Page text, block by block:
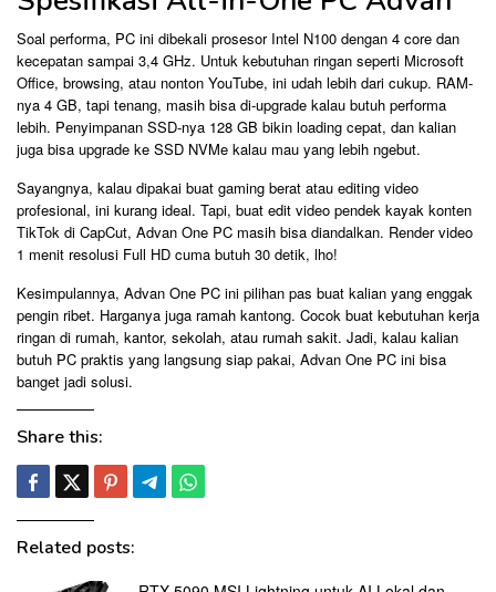
Soal performa, PC ini dibekali prosesor Intel N100 dengan 4 core dan
kecepatan sampai 3,4 GHz. Untuk kebutuhan ringan seperti Microsoft
Office, browsing, atau nonton YouTube, ini udah lebih dari cukup. RAM-
nya 4 GB, tapi tenang, masih bisa di-upgrade kalau butuh performa
lebih. Penyimpanan SSD-nya 128 GB bikin loading cepat, dan kalian
juga bisa upgrade ke SSD NVMe kalau mau yang lebih ngebut.
Sayangnya, kalau dipakai buat gaming berat atau editing video
profesional, ini kurang ideal. Tapi, buat edit video pendek kayak konten
TikTok di CapCut, Advan One PC masih bisa diandalkan. Render video
1 menit resolusi Full HD cuma butuh 30 detik, lho!
Kesimpulannya, Advan One PC ini pilihan pas buat kalian yang enggak
pengin ribet. Harganya juga ramah kantong. Cocok buat kebutuhan kerja
ringan di rumah, kantor, sekolah, atau rumah sakit. Jadi, kalau kalian
butuh PC praktis yang langsung siap pakai, Advan One PC ini bisa
banget jadi solusi.
Share this:
Related posts: